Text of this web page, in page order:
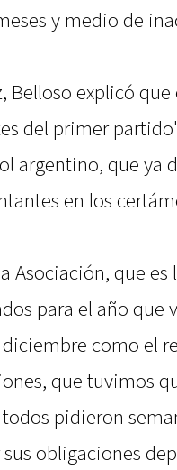
y medio de
Belloso explicó
del primer
argentino, que ya
en los
Asociación, que
para el año que
como el
que tuvimos
pidieron
obligaciones